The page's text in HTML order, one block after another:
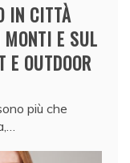
IN CITTÀ
E SUL
E OUTDOOR
più che